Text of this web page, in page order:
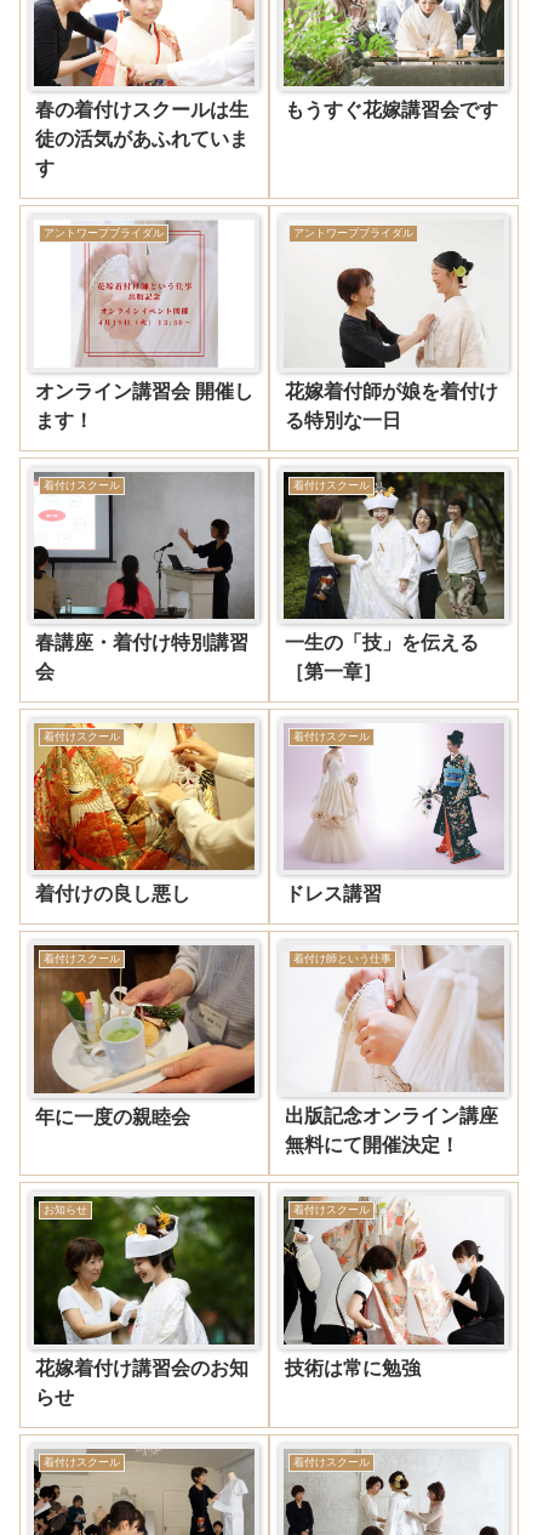
春の着付けスクールは生
徒の活気があふれていま
す
もうすぐ花嫁講習会です
アントワープブライダル
オンライン講習会 開催し
ます！
アントワープブライダル
花嫁着付師が娘を着付け
る特別な一日
着付けスクール
春講座・着付け特別講習
会
着付けスクール
一生の「技」を伝える
［第一章］
着付けスクール
着付けの良し悪し
着付けスクール
ドレス講習
着付けスクール
年に一度の親睦会
着付け師という仕事
出版記念オンライン講座
無料にて開催決定！
お知らせ
花嫁着付け講習会のお知
らせ
着付けスクール
技術は常に勉強
着付けスクール 着付けスクール